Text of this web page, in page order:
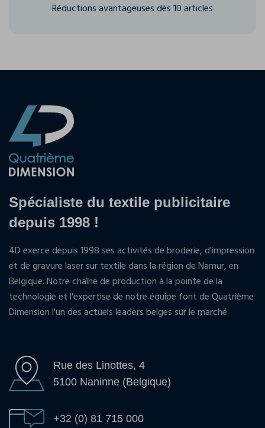
Réductions avantageuses dès 10 articles
Spécialiste du textile publicitaire
depuis 1998 !
4D exerce depuis 1998 ses activités de broderie, d'impression
et de gravure laser sur textile dans la région de Namur, en
Belgique. Notre chaîne de production à la pointe de la
technologie et l'expertise de notre équipe font de Quatrième
Dimension l'un des actuels leaders belges sur le marché.
Rue des Linottes, 4
5100 Naninne (Belgique)
+32 (0) 81 715 000